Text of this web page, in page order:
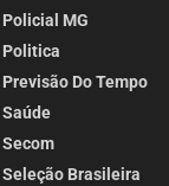
Policial MG
Politica
Previsão Do Tempo
Saúde
Secom
Seleção Brasileira